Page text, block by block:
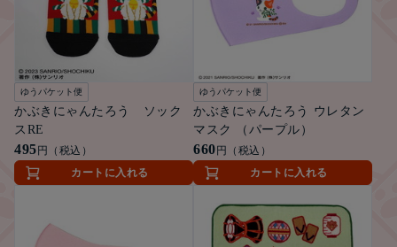
ゆうパケット便
かぶきにゃんたろう ソック
スRE
495 円（税込）
カートに入れる
ゆうパケット便
かぶきにゃんたろう ウレタン
マスク （パープル）
660 円（税込）
カートに入れる